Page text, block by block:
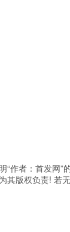
作者：首发网”
其版权负责! 若